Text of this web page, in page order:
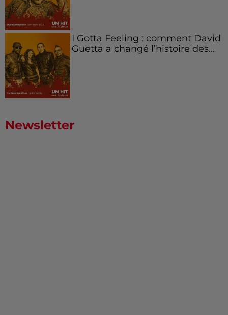
I Gotta Feeling : comment David
Guetta a changé l’histoire des...
Newsletter